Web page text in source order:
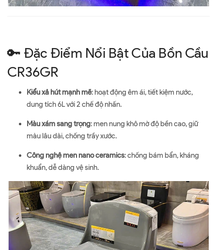
🔑 Đặc Điểm Nổi Bật Của Bồn Cầu
CR36GR
Kiểu xả hút mạnh mẽ: hoạt động êm ái, tiết kiệm nước,
dung tích 6L với 2 chế độ nhấn.
Màu xám sang trọng: men nung khô mờ độ bền cao, giữ
màu lâu dài, chống trầy xước.
Công nghệ men nano ceramics: chống bám bẩn, kháng
khuẩn, dễ dàng vệ sinh.